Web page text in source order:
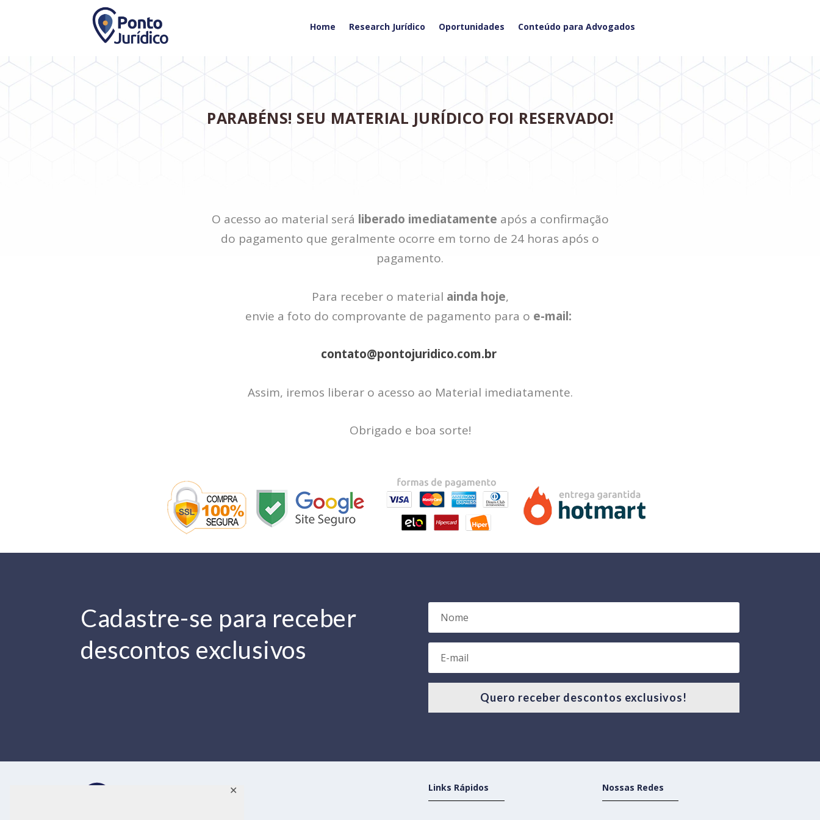
✕
Home Research Jurídico Oportunidades Conteúdo para Advogados
PARABÉNS! SEU MATERIAL JURÍDICO FOI RESERVADO!
O acesso ao material será liberado imediatamente após a confirmação
do pagamento que geralmente ocorre em torno de 24 horas após o
pagamento.
Para receber o material ainda hoje,
envie a foto do comprovante de pagamento para o e-mail:
contato@pontojuridico.com.br
Assim, iremos liberar o acesso ao Material imediatamente.
Obrigado e boa sorte!
Cadastre-se para receber
descontos exclusivos
Quero receber descontos exclusivos!
Links Rápidos Nossas Redes